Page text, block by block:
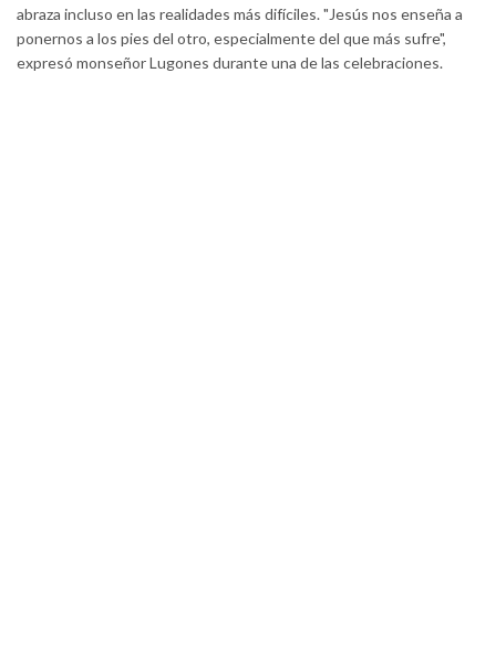
abraza incluso en las realidades más difíciles. "Jesús nos enseña a
ponernos a los pies del otro, especialmente del que más sufre",
expresó monseñor Lugones durante una de las celebraciones.